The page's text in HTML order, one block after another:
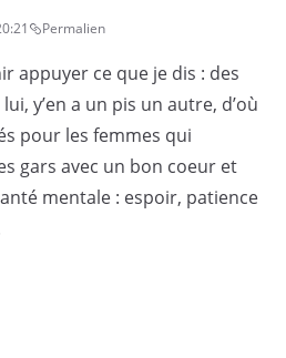
Permalien
appuyer ce que je dis : des
y’en a un pis un autre, d’où
pour les femmes qui
gars avec un bon coeur et
mentale : espoir, patience